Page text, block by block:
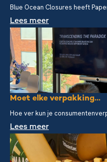
Blue Ocean Closures heeft
Lees meer
Moet elke verpakking...
Hoe ver kun je
Lees meer